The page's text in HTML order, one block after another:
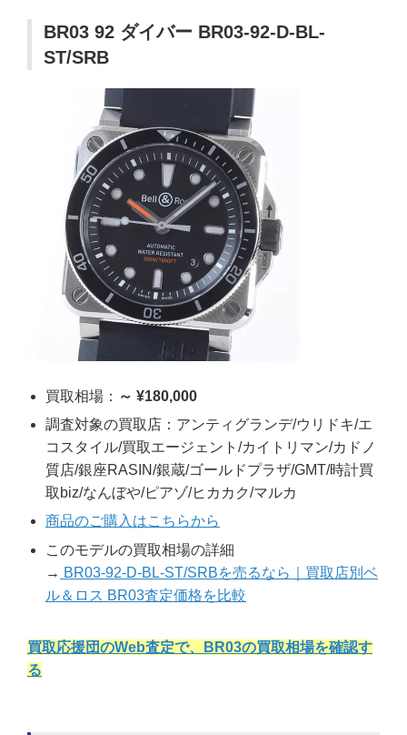
BR03 92 ダイバー BR03-92-D-BL-
ST/SRB
買取相場： ～ ¥180,000
調査対象の買取店：アンティグランデ/ウリドキ/エ
コスタイル/買取エージェント/カイトリマン/カドノ
質店/銀座RASIN/銀蔵/ゴールドプラザ/GMT/時計買
取biz/なんぼや/ピアゾ/ヒカカク/マルカ
商品のご購入はこちらから
このモデルの買取相場の詳細
→ BR03-92-D-BL-ST/SRBを売るなら｜買取店別ベ
ル＆ロス BR03査定価格を比較
買取応援団のWeb査定で、BR03の買取相場を確認す
る